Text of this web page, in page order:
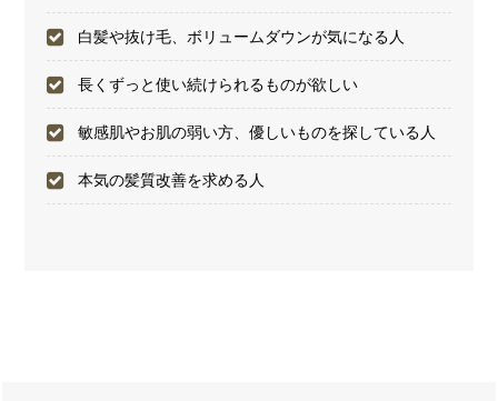
白髪や抜け毛、ボリュームダウンが気になる人
長くずっと使い続けられるものが欲しい
敏感肌やお肌の弱い方、優しいものを探している人
本気の髪質改善を求める人